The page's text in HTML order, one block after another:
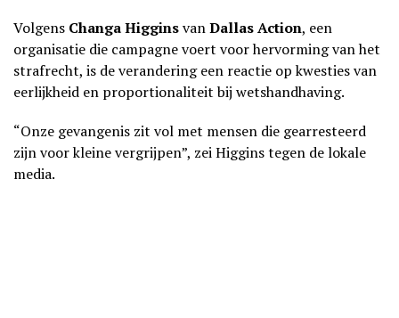
Volgens Changa HigginsvanDallas Action, een
organisatie die campagne voert voor hervorming van het
strafrecht, is de verandering een reactie op kwesties van
eerlijkheid en proportionaliteit bij wetshandhaving.
“Onze gevangenis zit vol met mensen die gearresteerd
zijn voor kleine vergrijpen”, zei Higgins tegen de lokale
media.